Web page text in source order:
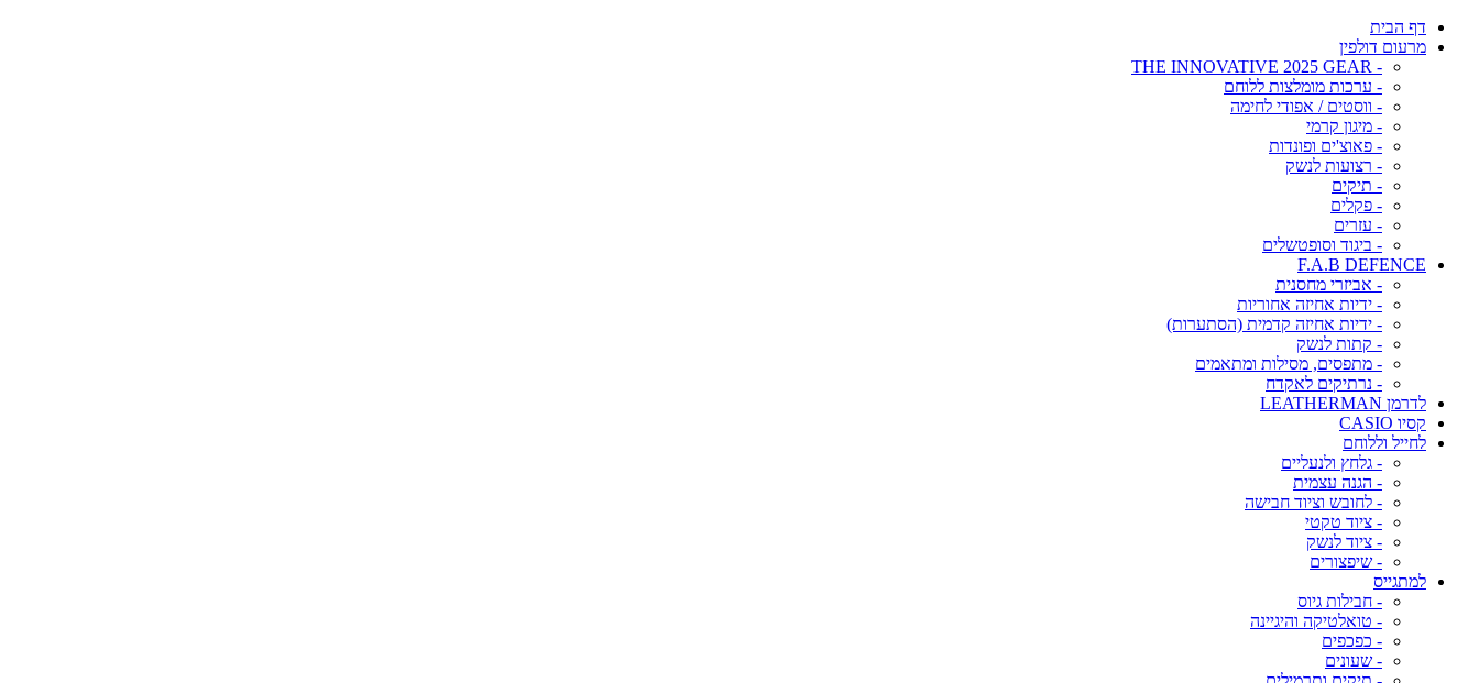
דף הבית
מרעום דולפין
- THE INNOVATIVE 2025 GEAR
- ערכות מומלצות ללוחם
- ווסטים / אפודי לחימה
- מיגון קרמי
- פאוצ'ים ופונדות
- רצועות לנשק
- תיקים
- פקלים
- עזרים
- ביגוד וסופטשלים
F.A.B DEFENCE
- אביזרי מחסנית
- ידיות אחיזה אחוריות
- ידיות אחיזה קדמית (הסתערות)
- קתות לנשק
- מתפסים, מסילות ומתאמים
- נרתיקים לאקדח
לדרמן LEATHERMAN
קסיו CASIO
לחייל וללוחם
- גלחץ ולנעליים
- הגנה עצמית
- לחובש וציוד חבישה
- ציוד טקטי
- ציוד לנשק
- שיפצורים
למתגייס
- חבילות גיוס
- טואלטיקה והיגיינה
- כפכפים
- שעונים